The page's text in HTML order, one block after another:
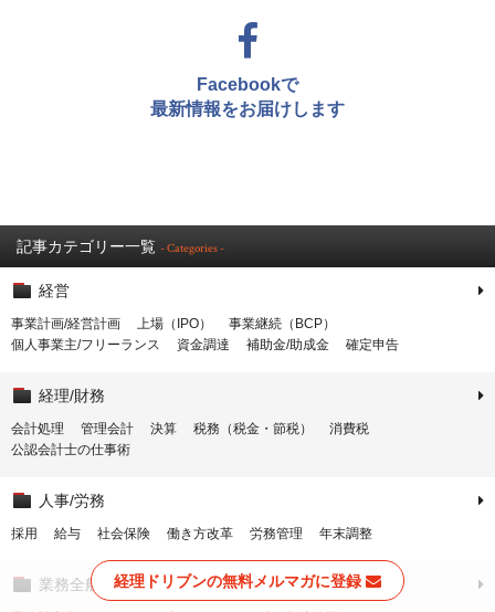
Facebookで
最新情報をお届けします
記事カテゴリー一覧 - Categories -
経営
事業計画/経営計画 上場（IPO）
事業継続（BCP）
個人事業主/フリーランス
資金調達 補助金/助成金 確定申告
経理/財務
会計処理 管理会計 決算 税務（税金・節税）
消費税
公認会計士の仕事術
人事/労務
採用 給与 社会保険 働き方改革 労務管理 年末調整
業務全般 経理ドリブンの無料メルマガに登録